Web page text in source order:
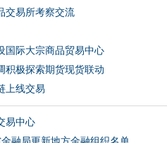
交易所考察交流
国际大宗商品贸易中心
积极探索期货现货联动
上线交易
易中心